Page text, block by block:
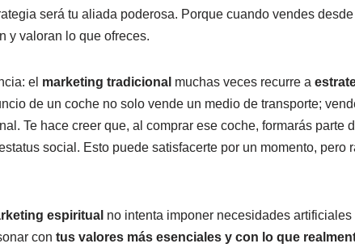
será tu aliada poderosa. Porque cuando vendes
y valoran lo que ofreces.
el marketing tradicional muchas veces recurre a
de un coche no solo vende un medio de transporte;
Te hace creer que, al comprar ese coche, formarás parte
social. Esto puede satisfacerte por un momento, pero
espiritual no intenta imponer necesidades artificiales
con tus valores más esenciales y con lo que